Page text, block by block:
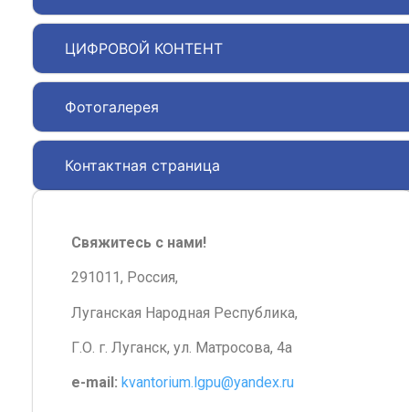
ЦИФРОВОЙ КОНТЕНТ
Фотогалерея
Контактная страница
Свяжитесь с нами!
291011, Россия,
Луганская Народная Республика,
Г.О. г. Луганск, ул. Матросова, 4а
e-mail: kvantorium.lgpu@yandex.ru